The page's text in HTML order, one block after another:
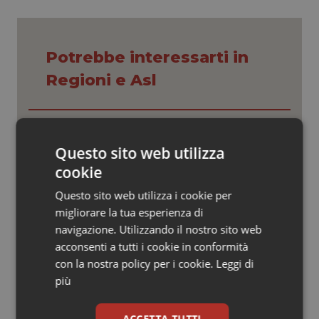
Oncologia & Nutrizione
Psoriasi & pelle
Quotidiano Cardiologia
Quotidiano Chirurgia
Quotidiano Oncologia
Quotidiano Pediatria
Potrebbe interessarti in
Regioni e Asl
comprendere il presente
Regione Lombardia scrive al ministro
Schillaci: “Gli attuali indicatori non
fotografano la qualità reale del Ssn”
Case di comunità. La sfida ora è
riempirle di professionisti e servizi. Il
Questo sito web utilizza
cookie
Questo sito web utilizza i cookie per
migliorare la tua esperienza di
navigazione. Utilizzando il nostro sito web
acconsenti a tutti i cookie in conformità
con la nostra policy per i cookie. Leggi di
più